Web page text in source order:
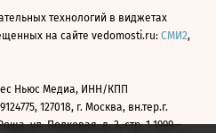
технологий в виджетах
на сайте vedomosti.ru: СМИ2,
Ньюс Медиа, ИНН/КПП
127018, г. Москва, вн.тер.г.
ул. Полковая, д. 3, стр. 1 1999—